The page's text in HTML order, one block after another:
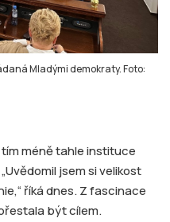
Mladými demokraty. Foto:
tím méně tahle instituce
jsem si velikost
říká dnes. Z fascinace
být cílem.